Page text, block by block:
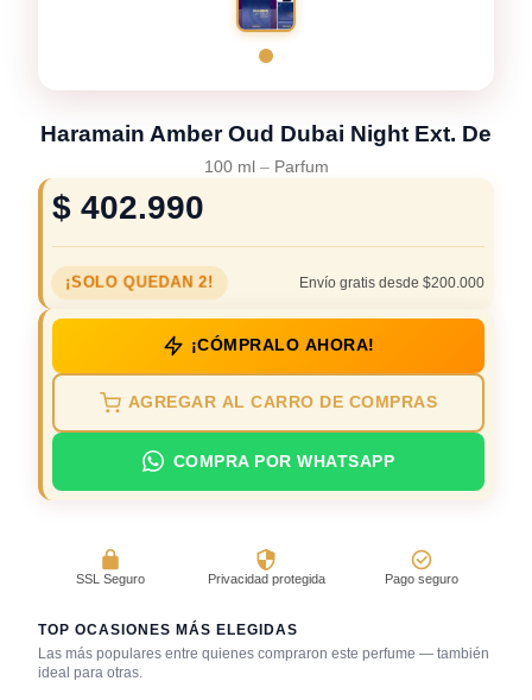
Haramain Amber Oud Dubai Night Ext. De
100 ml – Parfum
$ 402.990
¡SOLO QUEDAN 2! Envío gratis desde $200.000
¡CÓMPRALO AHORA!
AGREGAR AL CARRO DE COMPRAS
COMPRA POR WHATSAPP
SSL Seguro Privacidad protegida Pago seguro
TOP OCASIONES MÁS ELEGIDAS
Las más populares entre quienes compraron este perfume — también
ideal para otras.
Boda (invitado)